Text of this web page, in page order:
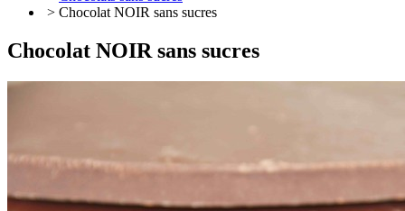
> Chocolat NOIR sans sucres
Chocolat NOIR sans sucres